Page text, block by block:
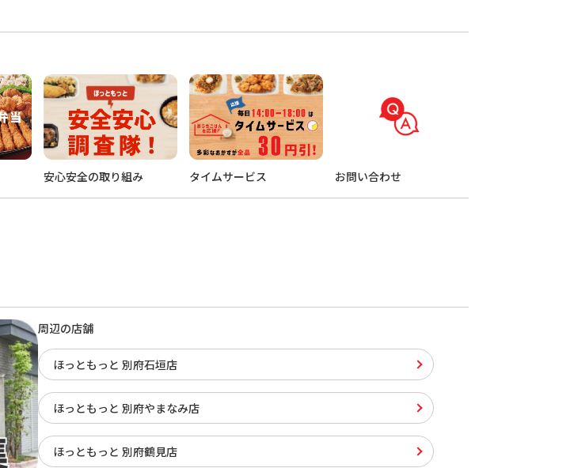
安心安全の取り組み タイムサービス お問い合わせ
周辺の店舗
ほっともっと 別府石垣店
ほっともっと 別府やまなみ店
ほっともっと 別府鶴見店